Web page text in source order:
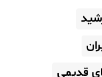
قدیمی